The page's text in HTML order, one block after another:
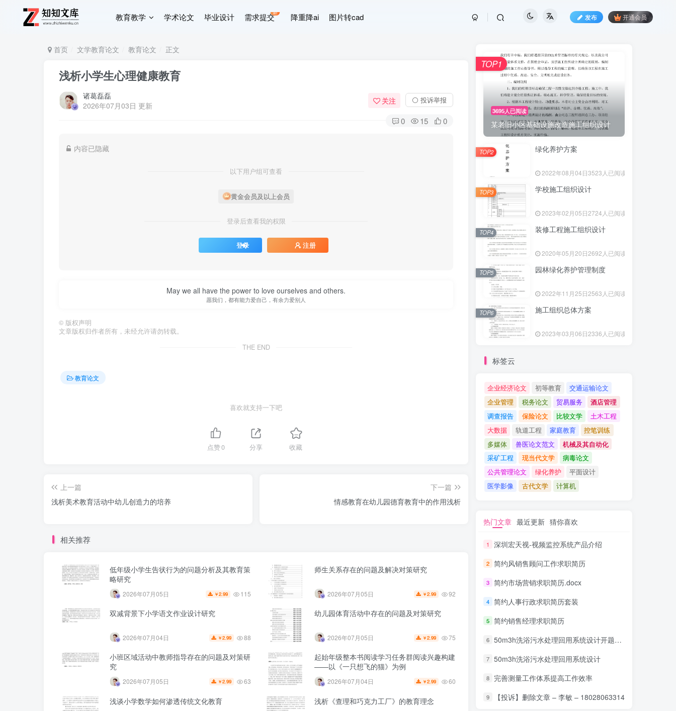
教育教学 学术论文 毕业设计 需求提交新 降重降ai 图片转cad 发布 开通会员
首页 文学教育论文 教育论文 正文
浅析小学生心理健康教育
诸葛磊磊
2026年07月03日 更新
关注 ⚪ 投诉举报
0 15 0
内容已隐藏
以下用户组可查看
黄金会员及以上会员
登录后查看我的权限
登录 注册
May we all have the power to love ourselves and others.
愿我们，都有能力爱自己，有余力爱别人
© 版权声明
文章版权归作者所有，未经允许请勿转载。
THE END
教育论文
喜欢就支持一下吧
点赞0 分享 收藏
上一篇
浅析美术教育活动中幼儿创造力的培养
下一篇
情感教育在幼儿园德育教育中的作用浅析
相关推荐
低年级小学生告状行为的问题分析及其教育策
略研究
2026年07月05日 ￥2.99 115
师生关系存在的问题及解决对策研究
2026年07月05日 ￥2.99 92
双减背景下小学语文作业设计研究
2026年07月04日 ￥2.99 88
幼儿园体育活动中存在的问题及对策研究
2026年07月05日 ￥2.99 75
小班区域活动中教师指导存在的问题及对策研
究
2026年07月05日 ￥2.99 63
起始年级整本书阅读学习任务群阅读兴趣构建
——以《一只想飞的猫》为例
2026年07月04日 ￥2.99 60
浅谈小学数学如何渗透传统文化教育 浅析《查理和巧克力工厂》的教育理念
3695人已阅读
某老旧小区基础设施改造施工组织设计
TOP1
绿化养护方案
2022年08月04日3523人已阅读
TOP2
学校施工组织设计
2023年02月05日2724人已阅读
TOP3
装修工程施工组织设计
2020年05月20日2692人已阅读
TOP4
园林绿化养护管理制度
2022年11月25日2563人已阅读
TOP5
施工组织总体方案
2023年03月06日2336人已阅读
TOP6
标签云
企业经济论文 初等教育
交通运输论文
企业管理
税务论文 贸易服务
酒店管理
调查报告
保险论文 比较文学
土木工程
大数据
轨道工程 家庭教育
控笔训练
多媒体
兽医论文范文
机械及其自动化
采矿工程
现当代文学
病毒论文
公共管理论文
绿化养护
平面设计
医学影像
古代文学 计算机
热门文章 最近更新 猜你喜欢
1 深圳宏天视-视频监控系统产品介绍
2 简约风销售顾问工作求职简历
3 简约市场营销求职简历.docx
4 简约人事行政求职简历套装
5 简约销售经理求职简历
6 50m3h洗浴污水处理回用系统设计开题报告
7 50m3h洗浴污水处理回用系统设计
8 完善测量工作体系提高工作效率
9 【投诉】删除文章 – 李敏 – 18028063314